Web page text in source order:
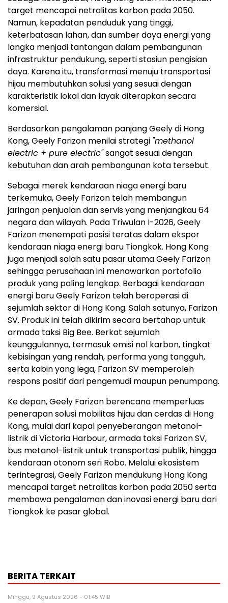
target mencapai netralitas karbon pada 2050.
Namun, kepadatan penduduk yang tinggi,
keterbatasan lahan, dan sumber daya energi yang
langka menjadi tantangan dalam pembangunan
infrastruktur pendukung, seperti stasiun pengisian
daya. Karena itu, transformasi menuju transportasi
hijau membutuhkan solusi yang sesuai dengan
karakteristik lokal dan layak diterapkan secara
komersial.
Berdasarkan pengalaman panjang Geely di Hong
Kong, Geely Farizon menilai strategi "methanol
electric + pure electric"sangat sesuai dengan
kebutuhan dan arah pembangunan kota tersebut.
Sebagai merek kendaraan niaga energi baru
terkemuka, Geely Farizon telah membangun
jaringan penjualan dan servis yang menjangkau 64
negara dan wilayah. Pada Triwulan I-2026, Geely
Farizon menempati posisi teratas dalam ekspor
kendaraan niaga energi baru Tiongkok. Hong Kong
juga menjadi salah satu pasar utama Geely Farizon
sehingga perusahaan ini menawarkan portofolio
produk yang paling lengkap. Berbagai kendaraan
energi baru Geely Farizon telah beroperasi di
sejumlah sektor di Hong Kong. Salah satunya, Farizon
SV. Produk ini telah dikirim secara bertahap untuk
armada taksi Big Bee. Berkat sejumlah
keunggulannya, termasuk emisi nol karbon, tingkat
kebisingan yang rendah, performa yang tangguh,
serta kabin yang lega, Farizon SV memperoleh
respons positif dari pengemudi maupun penumpang.
Ke depan, Geely Farizon berencana memperluas
penerapan solusi mobilitas hijau dan cerdas di Hong
Kong, mulai dari kapal penyeberangan metanol-
listrik di Victoria Harbour, armada taksi Farizon SV,
bus metanol-listrik untuk transportasi publik, hingga
kendaraan otonom seri Robo. Melalui ekosistem
terintegrasi, Geely Farizon mendukung Hong Kong
mencapai target netralitas karbon pada 2050 serta
membawa pengalaman dan inovasi energi baru dari
Tiongkok ke pasar global.
BERITA TERKAIT
Minggu, 9 Agustus 2026 - 01:45 WIB